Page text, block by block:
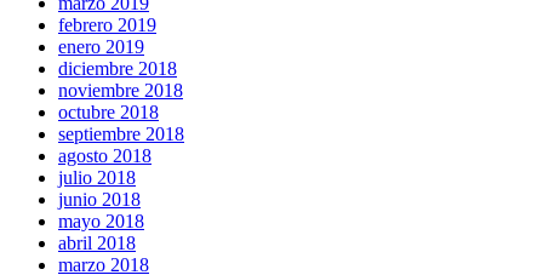
febrero 2019
enero 2019
diciembre 2018
noviembre 2018
octubre 2018
septiembre 2018
agosto 2018
julio 2018
junio 2018
mayo 2018
abril 2018
marzo 2018